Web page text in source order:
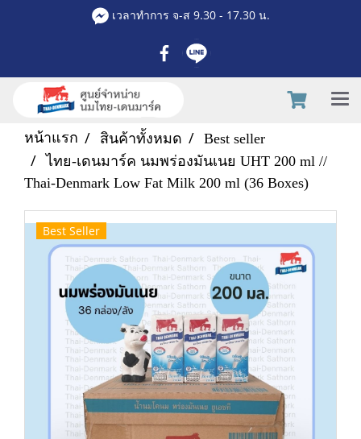
เวลาทำการ จ-ส 9.30 - 17.30 น.
หน้าแรก สินค้าทั้งหมด
Best seller
ไทย-เดนมาร์ค นมพร่องมันเนย UHT 200 ml //
Thai-Denmark Low Fat Milk 200 ml (36 Boxes)
Best Seller